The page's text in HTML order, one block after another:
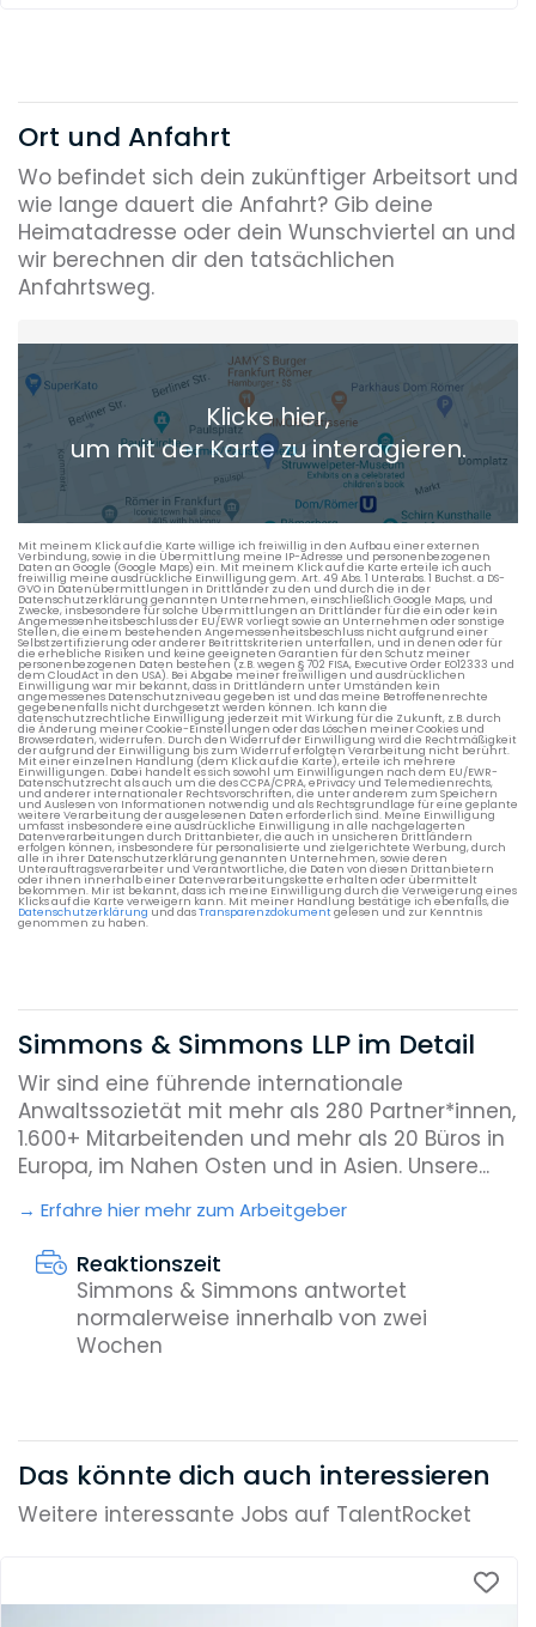
Ort und Anfahrt
Wo befindet sich dein zukünftiger Arbeitsort und
wie lange dauert die Anfahrt? Gib deine
Heimatadresse oder dein Wunschviertel an und
wir berechnen dir den tatsächlichen
Anfahrtsweg.
Heimatadresse oder Wunschort
+ Aktuellen Standort hinzufügen
Die berechneten Anreisezeiten basieren auf den
Verkehrsdaten eines typischen Dienstag morgens um 8:30.
Klicke hier,
um mit der Karte zu interagieren.
Mit meinem Klick auf die Karte willige ich freiwillig in den Aufbau einer externen
Verbindung, sowie in die Übermittlung meine IP-Adresse und personenbezogenen
Daten an Google (Google Maps) ein. Mit meinem Klick auf die Karte erteile ich auch
freiwillig meine ausdrückliche Einwilligung gem. Art. 49 Abs. 1 Unterabs. 1 Buchst. a DS-
GVO in Datenübermittlungen in Drittländer zu den und durch die in der
Datenschutzerklärung genannten Unternehmen, einschließlich Google Maps, und
Zwecke, insbesondere für solche Übermittlungen an Drittländer für die ein oder kein
Angemessenheitsbeschluss der EU/EWR vorliegt sowie an Unternehmen oder sonstige
Stellen, die einem bestehenden Angemessenheitsbeschluss nicht aufgrund einer
Selbstzertifizierung oder anderer Beitrittskriterien unterfallen, und in denen oder für
die erhebliche Risiken und keine geeigneten Garantien für den Schutz meiner
personenbezogenen Daten bestehen (z.B. wegen § 702 FISA, Executive Order EO12333 und
dem CloudAct in den USA). Bei Abgabe meiner freiwilligen und ausdrücklichen
Einwilligung war mir bekannt, dass in Drittländern unter Umständen kein
angemessenes Datenschutzniveau gegeben ist und das meine Betroffenenrechte
gegebenenfalls nicht durchgesetzt werden können. Ich kann die
datenschutzrechtliche Einwilligung jederzeit mit Wirkung für die Zukunft, z.B. durch
die Änderung meiner Cookie-Einstellungen oder das Löschen meiner Cookies und
Browserdaten, widerrufen. Durch den Widerruf der Einwilligung wird die Rechtmäßigkeit
der aufgrund der Einwilligung bis zum Widerruf erfolgten Verarbeitung nicht berührt.
Mit einer einzelnen Handlung (dem Klick auf die Karte), erteile ich mehrere
Einwilligungen. Dabei handelt es sich sowohl um Einwilligungen nach dem EU/EWR-
Datenschutzrecht als auch um die des CCPA/CPRA, ePrivacy und Telemedienrechts,
und anderer internationaler Rechtsvorschriften, die unter anderem zum Speichern
und Auslesen von Informationen notwendig und als Rechtsgrundlage für eine geplante
weitere Verarbeitung der ausgelesenen Daten erforderlich sind. Meine Einwilligung
umfasst insbesondere eine ausdrückliche Einwilligung in alle nachgelagerten
Datenverarbeitungen durch Drittanbieter, die auch in unsicheren Drittländern
erfolgen können, insbesondere für personalisierte und zielgerichtete Werbung, durch
alle in ihrer Datenschutzerklärung genannten Unternehmen, sowie deren
Unterauftragsverarbeiter und Verantwortliche, die Daten von diesen Drittanbietern
oder ihnen innerhalb einer Datenverarbeitungskette erhalten oder übermittelt
bekommen. Mir ist bekannt, dass ich meine Einwilligung durch die Verweigerung eines
Klicks auf die Karte verweigern kann. Mit meiner Handlung bestätige ich ebenfalls, die
Datenschutzerklärung und dasTransparenzdokumentgelesen und zur Kenntnis
genommen zu haben.
Simmons & Simmons LLP im Detail
Wir sind eine führende internationale
Anwaltssozietät mit mehr als 280 Partner*innen,
1.600+ Mitarbeitenden und mehr als 20 Büros in
Europa, im Nahen Osten und in Asien. Unsere...
Erfahre hier mehr zum Arbeitgeber
Reaktionszeit
Simmons & Simmons antwortet
normalerweise innerhalb von zwei
Wochen
Das könnte dich auch interessieren
Weitere interessante Jobs auf TalentRocket